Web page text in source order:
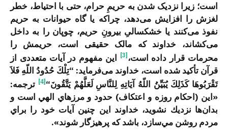
است؛ زیرا نزدیک شدن به حریمِ حرام، حتی با احتیاط، خطر
لغزش را افزایش می‌دهد، چراکه یا گاه حیوانات به حریم
نفوذ می‌کنند یا خشکسالیِ بیرونِ حریم، چوپان را به داخل
می‌کشاند، خداوند که مالک حقیقی است، حریمش را
محرمات قرار داده است، [3]
این مفهوم در آیات متعددی از
قرآن تأکید شده است، خداوند می‌فرماید: “تِلْكَ حُدُودُ اللّهِ فَلاَ
تَقْرَبُوهَا كَذَلِكَ يُبَيِّنُ اللّهُ آيَاتِهِ لِلنَّاسِ لَعَلَّهُمْ يَتَّقُونَ“
[4]
ترجمه:
«اين (احكام روزه و اعتكاف) حدود و مرزهاي الهي است و
بدان‌ها نزديك نشويد، خداوند اين چنين آيات خود را براي
مردم روشن مي‌سازد، باشد كه پرهيزگار شوند».